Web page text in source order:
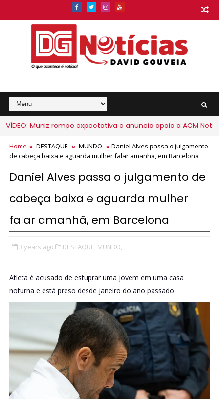
Muniz rompe expectativa e anuncia apoio a ACM Neto
Home DESTAQUE MUNDO
Daniel Alves passa o julgamento
de cabeça baixa e aguarda mulher falar amanhã, em Barcelona
Daniel Alves passa o julgamento de
cabeça baixa e aguarda mulher
falar amanhã, em Barcelona
3 years ago DESTAQUE, MUNDO,
Atleta é acusado de estuprar uma jovem em uma casa
noturna e está preso desde janeiro do ano passado